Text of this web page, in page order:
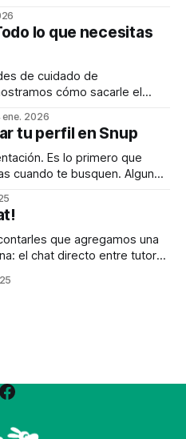
lo que necesitas
de cuidado de
cómo sacarle el
en las búsquedas. 1.
Snup te
ene. 2026
tu perfil en Snup
Es lo primero que
cuando te busquen. Algunos
acompañado de una
que los tutores verán.
que agregamos una
el chat directo entre tutores
de los servicios sea